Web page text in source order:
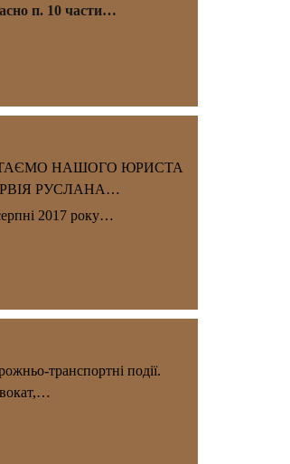
п. 10 части…
НАШОГО ЮРИСТА
РУСЛАНА…
2017 року…
транспортні події.